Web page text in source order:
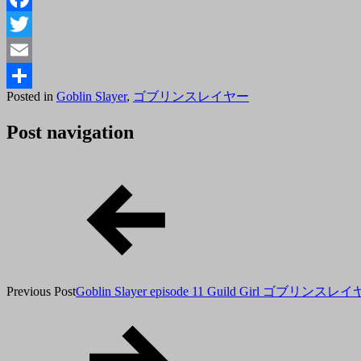
Facebook
Twitter
Email
共
有
Posted
2018
年
Posted in Goblin Slayer, ゴブリンスレイヤー
Post navigation
Previous PostGoblin Slayer episode 11 Guild Girl ゴブリンス